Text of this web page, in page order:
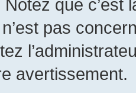
que c’est
pas
avertissement.